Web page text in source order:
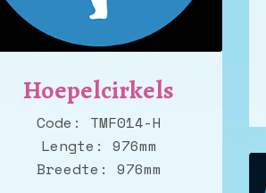
Hoepelcirkels
Code: TMF014-H
Lengte: 976mm
Breedte : 976mm